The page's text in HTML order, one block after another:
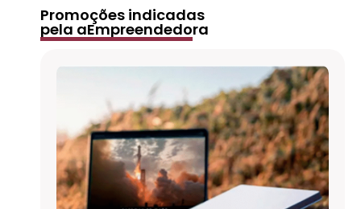
Promoções indicadas
pela aEmpreendedora